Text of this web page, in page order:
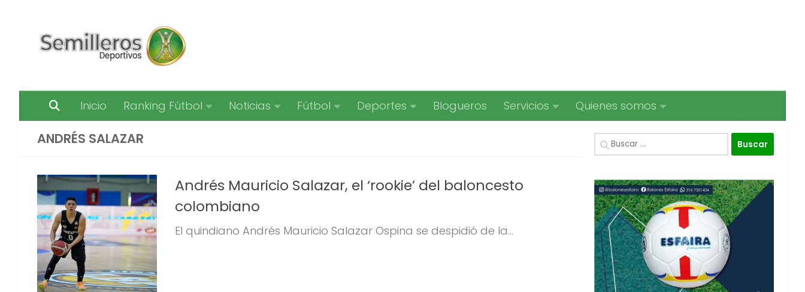
Inicio Ranking Fútbol Noticias Fútbol Deportes Blogueros Servicios Quienes somos
ANDRÉS SALAZAR
Andrés Mauricio Salazar, el ‘rookie’ del baloncesto
colombiano
El quindiano Andrés Mauricio Salazar Ospina se despidió de la...
Buscar: